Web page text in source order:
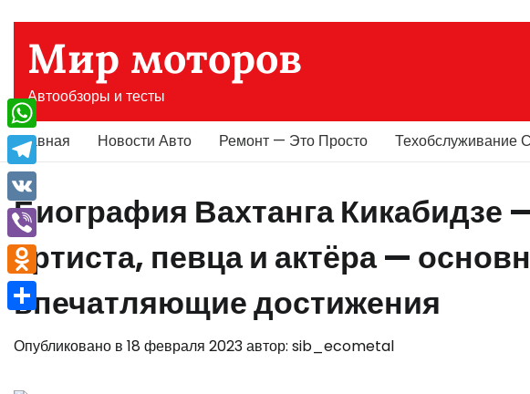
содержимому
Мир моторов
Автообзоры и тесты
Главная Новости Авто Ремонт — Это Просто Техобслуживание
Биография Вахтанга Кикабидзе
артиста, певца и актёра —
впечатляющие достижения
Опубликовано в 18 февраля 2023автор: sib_ecometal
WhatsApp
Telegram
VK
Viber
Odnoklassniki